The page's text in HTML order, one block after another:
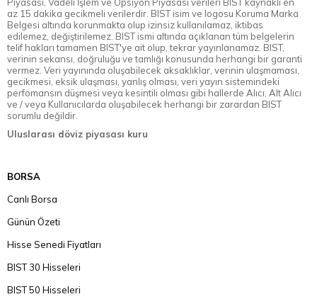
Piyasası, Vadeli İşlem ve Opsiyon Piyasası verileri BIST kaynaklı en
az 15 dakika gecikmeli verilerdir. BIST isim ve logosu Koruma Marka
Belgesi altında korunmakta olup izinsiz kullanılamaz, iktibas
edilemez, değiştirilemez. BIST ismi altında açıklanan tüm belgelerin
telif hakları tamamen BIST'ye ait olup, tekrar yayınlanamaz. BIST,
verinin sekansı, doğruluğu ve tamlığı konusunda herhangi bir garanti
vermez. Veri yayınında oluşabilecek aksaklıklar, verinin ulaşmaması,
gecikmesi, eksik ulaşması, yanlış olması, veri yayın sistemindeki
perfomansın düşmesi veya kesintili olması gibi hallerde Alıcı, Alt Alıcı
ve / veya Kullanıcılarda oluşabilecek herhangi bir zarardan BIST
sorumlu değildir.
Uluslarası döviz piyasası kuru
BORSA
Canlı Borsa
Günün Özeti
Hisse Senedi Fiyatları
BIST 30 Hisseleri
BIST 50 Hisseleri